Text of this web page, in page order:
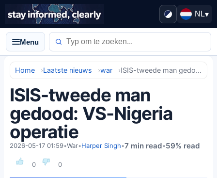
NL▾
Menu
Home Laatste nieuws war ISIS-tweede man gedood: VS-Nigeria operatie
ISIS-tweede man
gedood: VS-Nigeria
operatie
0 0
2026-05-17 01:59•War•Harper Singh•7 min read•59% read